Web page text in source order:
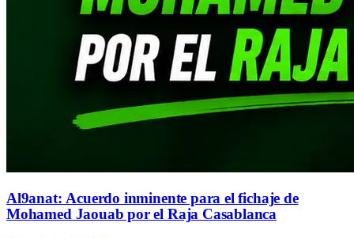
Al9anat: Acuerdo inminente para el fichaje de
Mohamed Jaouab por el Raja Casablanca